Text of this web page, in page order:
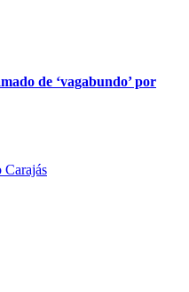
de ‘vagabundo’ por